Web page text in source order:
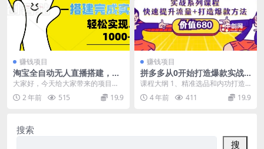
赚钱项目
淘宝全自动无人直播搭建，完
成实现躺赢，轻松日入多张
大家好，今天给大家带来的项目是T
B无人直播带货，淘宝是一个专注于
购物的平台，绝大...
2 年前 515 19.9
赚钱项目
拼多多从0开始打造爆款实战
系列课程：快速提升流量+打
造爆款方法（价值680)
课程大纲 1、精准选品和内功打造
2、产品内功及人群定位 3、如何制
作一个合格的...
4 年前 411 19.9
搜索
搜